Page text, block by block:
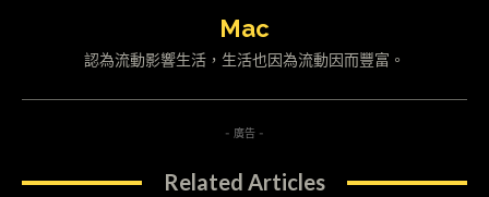
Mac
認為流動影響生活，生活也因為流動因而豐富。
- 廣告 -
Related Articles